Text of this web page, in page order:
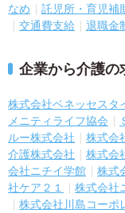
なめ
託児所・育児補
交通費支給
退職金
企業から介護の
株式会社ベネッセスタ
メニティライフ協会
ルー株式会社
株式会
介護株式会社
株式会
会社ニチイ学館
株式
社ケア２１
株式会社
株式会社川島コーポ